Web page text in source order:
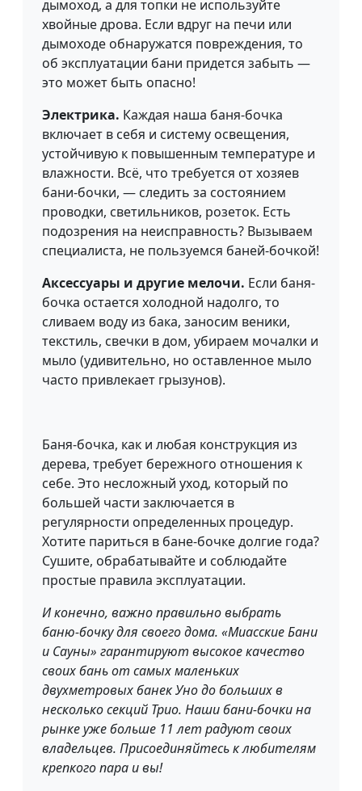
дымоход, а для топки не используйте
хвойные дрова. Если вдруг на печи или
дымоходе обнаружатся повреждения, то
об эксплуатации бани придется забыть —
это может быть опасно!
Электрика. Каждая наша баня-бочка
включает в себя и систему освещения,
устойчивую к повышенным температуре и
влажности. Всё, что требуется от хозяев
бани-бочки, — следить за состоянием
проводки, светильников, розеток. Есть
подозрения на неисправность? Вызываем
специалиста, не пользуемся баней-бочкой!
Аксессуары и другие мелочи. Если баня-
бочка остается холодной надолго, то
сливаем воду из бака, заносим веники,
текстиль, свечки в дом, убираем мочалки и
мыло (удивительно, но оставленное мыло
часто привлекает грызунов).
Баня-бочка, как и любая конструкция из
дерева, требует бережного отношения к
себе. Это несложный уход, который по
большей части заключается в
регулярности определенных процедур.
Хотите париться в бане-бочке долгие года?
Сушите, обрабатывайте и соблюдайте
простые правила эксплуатации.
И конечно, важно правильно выбрать
баню-бочку для своего дома. «Миасские Бани
и Сауны» гарантируют высокое качество
своих бань от самых маленьких
двухметровых банек Уно до больших в
несколько секций Трио. Наши бани-бочки на
рынке уже больше 11 лет радуют своих
владельцев. Присоединяйтесь к любителям
крепкого пара и вы!